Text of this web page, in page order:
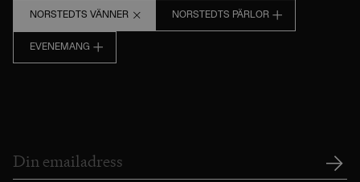
NORSTEDTS VÄNNER NORSTEDTS PÄRLOR
EVENEMANG